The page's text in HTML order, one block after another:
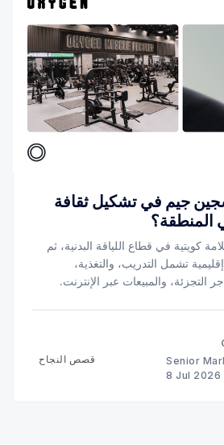
جيم في تشكيل ثقافة
المنطقة؟
كويتية في قطاع اللياقة البدنية، ثم
تشمل التدريب، والتغذية،
التجزئة، والمبيعات عبر الإنترنت.
Senior
8 Jul 2026
قصص النجاح